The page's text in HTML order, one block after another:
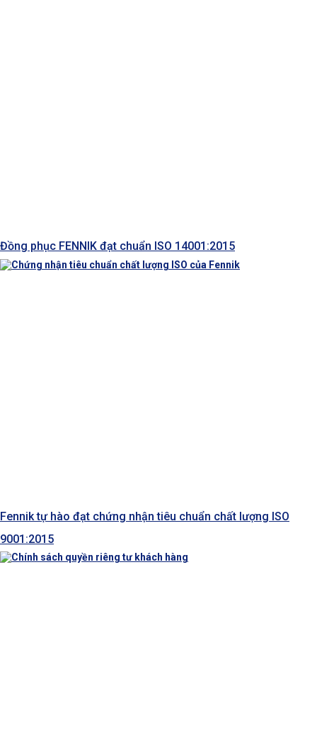
Đồng phục FENNIK đạt chuẩn ISO 14001:2015
Fennik tự hào đạt chứng nhận tiêu chuẩn chất lượng ISO
9001:2015